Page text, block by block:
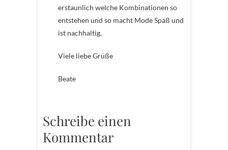
erstaunlich welche Kombinationen so
entstehen und so macht Mode Spaß und
ist nachhaltig.
Viele liebe Grüße
Beate
Schreibe einen
Kommentar